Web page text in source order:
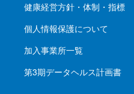
健康経営方針・体制・指標
個人情報保護について
加入事業所一覧
第3期データヘルス計画書